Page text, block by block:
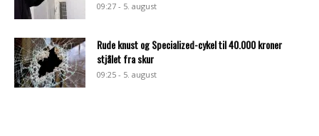
09:27 - 5. august
Rude knust og Specialized-cykel til 40.000 kroner
stjålet fra skur
09:25 - 5. august